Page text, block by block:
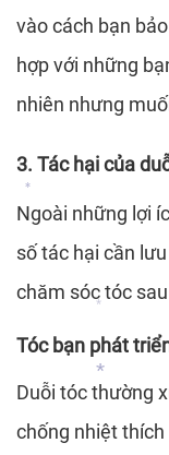
*
*
*
vào cách bạn
hợp với những
nhiên nhưng
3. Tác hại của
Ngoài những lợi
số tác hại cần
chăm sóc tóc
Tóc bạn phát
Duỗi tóc thường
chống nhiệt